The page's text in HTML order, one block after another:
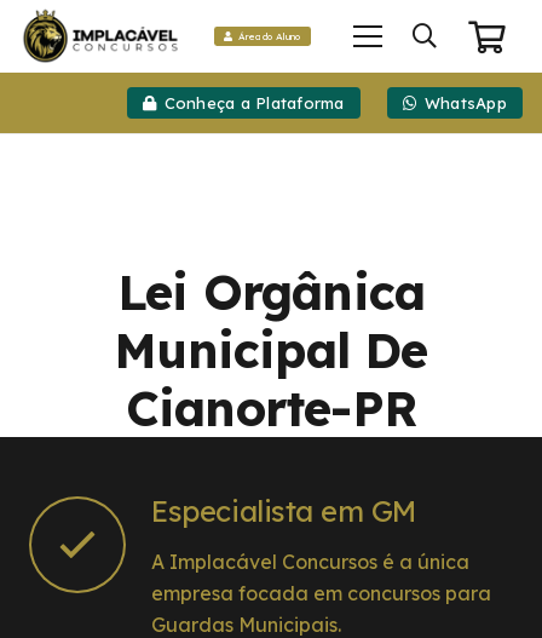
Área do Aluno
Conheça a Plataforma WhatsApp
Lei Orgânica
Municipal De
Cianorte-PR
Especialista em GM
A Implacável Concursos é a única
empresa focada em concursos para
Guardas Municipais.